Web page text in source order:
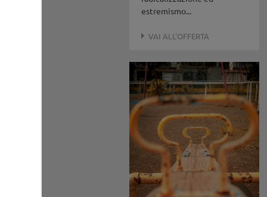
estremismo...
VAI ALL'OFFERTA